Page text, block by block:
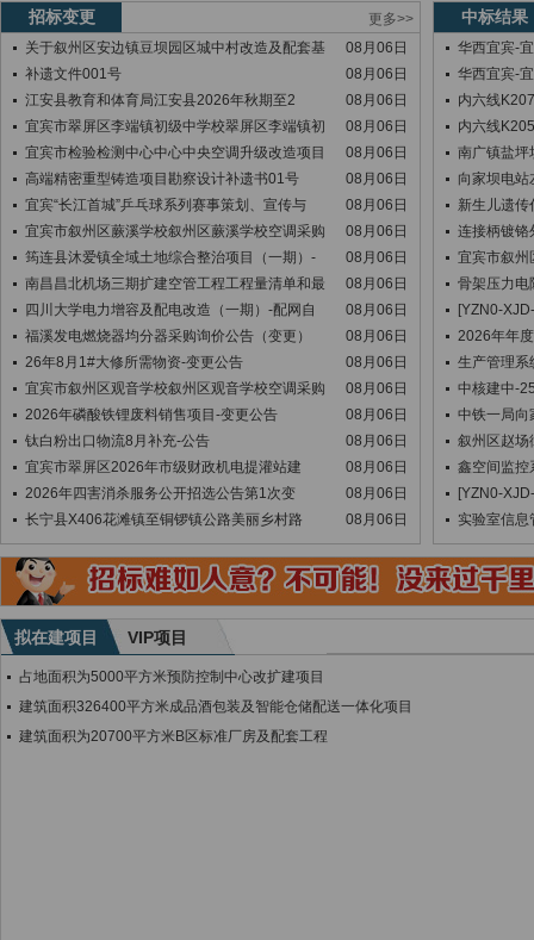
招标变更
更多>>
关于叙州区安边镇豆坝园区城中村改造及配套基
08月06日
补遗文件001号
08月06日
江安县教育和体育局江安县2026年秋期至2
08月06日
宜宾市翠屏区李端镇初级中学校翠屏区李端镇初
08月06日
宜宾市检验检测中心中心中央空调升级改造项目
08月06日
高端精密重型铸造项目勘察设计补遗书01号
08月06日
宜宾“长江首城”乒乓球系列赛事策划、宣传与
08月06日
宜宾市叙州区蕨溪学校叙州区蕨溪学校空调采购
08月06日
筠连县沐爱镇全域土地综合整治项目（一期）-
08月06日
南昌昌北机场三期扩建空管工程工程量清单和最
08月06日
四川大学电力增容及配电改造（一期）-配网自
08月06日
福溪发电燃烧器均分器采购询价公告（变更）
08月06日
26年8月1#大修所需物资-变更公告
08月06日
宜宾市叙州区观音学校叙州区观音学校空调采购
08月06日
2026年磷酸铁锂废料销售项目-变更公告
08月06日
钛白粉出口物流8月补充-公告
08月06日
宜宾市翠屏区2026年市级财政机电提灌站建
08月06日
2026年四害消杀服务公开招选公告第1次变
08月06日
长宁县X406花滩镇至铜锣镇公路美丽乡村路
08月06日
中标结果
华西宜宾-
华西宜宾-
内六线
内六线
南广镇盐坪
向家坝电
新生儿遗
连接柄镀铬
宜宾市叙州
骨架压力电
[YZN0-
2026年年
生产管理系
中核建中-
中铁一局向
叙州区赵场
鑫空间监控
[YZN0-
实验室信息
拟在建项目 VIP项目
占地面积为5000平方米预防控制中心改扩建项目
建筑面积326400平方米成品酒包装及智能仓储配送一体化项目
建筑面积为20700平方米B区标准厂房及配套工程